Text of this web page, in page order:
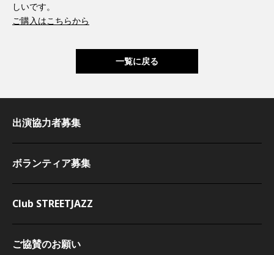
しいです。
ご購入はこちらから
一覧に戻る
出演協力者募集
ボランティア募集
Club STREETJAZZ
ご協賛のお願い